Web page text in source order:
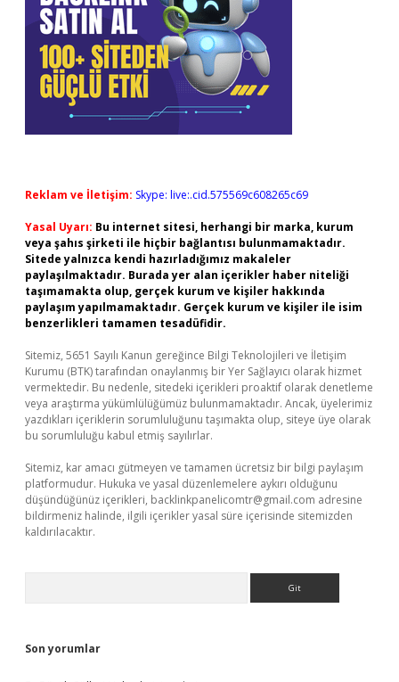
Reklam ve İletişim: Skype: live:.cid.575569c608265c69
Yasal Uyarı: Bu internet sitesi, herhangi bir marka, kurum
veya şahıs şirketi ile hiçbir bağlantısı bulunmamaktadır.
Sitede yalnızca kendi hazırladığımız makaleler
paylaşılmaktadır. Burada yer alan içerikler haber niteliği
taşımamakta olup, gerçek kurum ve kişiler hakkında
paylaşım yapılmamaktadır. Gerçek kurum ve kişiler ile isim
benzerlikleri tamamen tesadüfidir.
Sitemiz, 5651 Sayılı Kanun gereğince Bilgi Teknolojileri ve İletişim
Kurumu (BTK) tarafından onaylanmış bir Yer Sağlayıcı olarak hizmet
vermektedir. Bu nedenle, sitedeki içerikleri proaktif olarak denetleme
veya araştırma yükümlülüğümüz bulunmamaktadır. Ancak, üyelerimiz
yazdıkları içeriklerin sorumluluğunu taşımakta olup, siteye üye olarak
bu sorumluluğu kabul etmiş sayılırlar.
Sitemiz, kar amacı gütmeyen ve tamamen ücretsiz bir bilgi paylaşım
platformudur. Hukuka ve yasal düzenlemelere aykırı olduğunu
düşündüğünüz içerikleri, backlinkpanelicomtr@gmail.com adresine
bildirmeniz halinde, ilgili içerikler yasal süre içerisinde sitemizden
kaldırılacaktır.
Son yorumlar